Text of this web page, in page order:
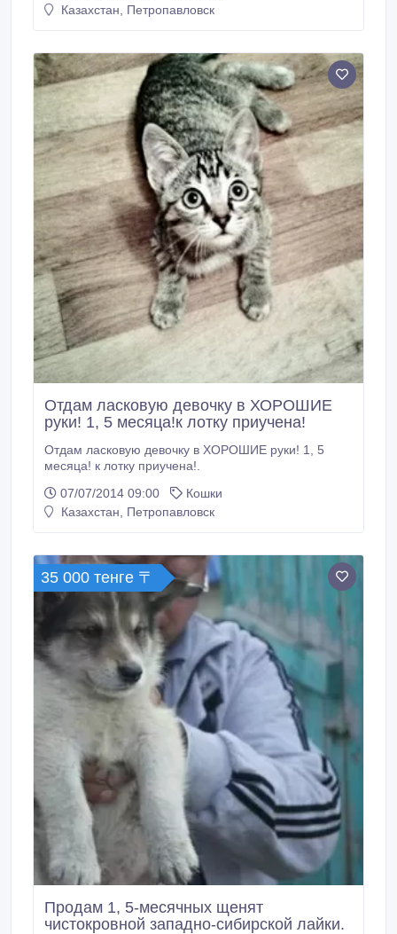
Казахстан, Петропавловск
Отдам ласковую девочку в ХОРОШИЕ
руки! 1, 5 месяца!к лотку приучена!
Отдам ласковую девочку в ХОРОШИЕ руки! 1, 5
месяца! к лотку приучена!.
07/07/2014 09:00
Кошки
Казахстан, Петропавловск
35 000 тенге 〒
Продам 1, 5-месячных щенят
чистокровной западно-сибирской лайки.